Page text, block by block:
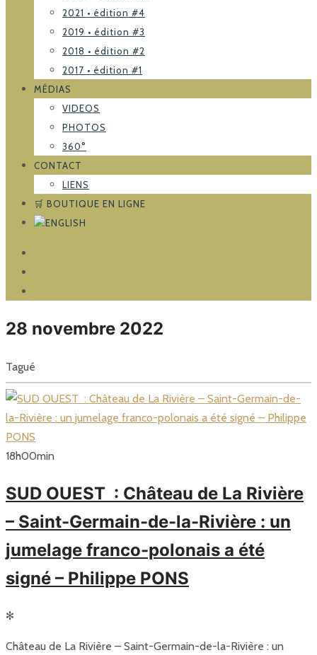
2021 • édition #4
2019 • édition #3
2018 • édition #2
2017 • édition #1
MÉDIAS
VIDEOS
PHOTOS
360°
CONTACT
LIENS
🛒 BOUTIQUE EN LIGNE
28 novembre 2022
Tagué
18h00min
SUD OUEST : Château de La Rivière
– Saint-Germain-de-la-Rivière : un
jumelage franco-polonais a été
signé – Philippe PONS
✻
Château de La Rivière – Saint-Germain-de-la-Rivière : un